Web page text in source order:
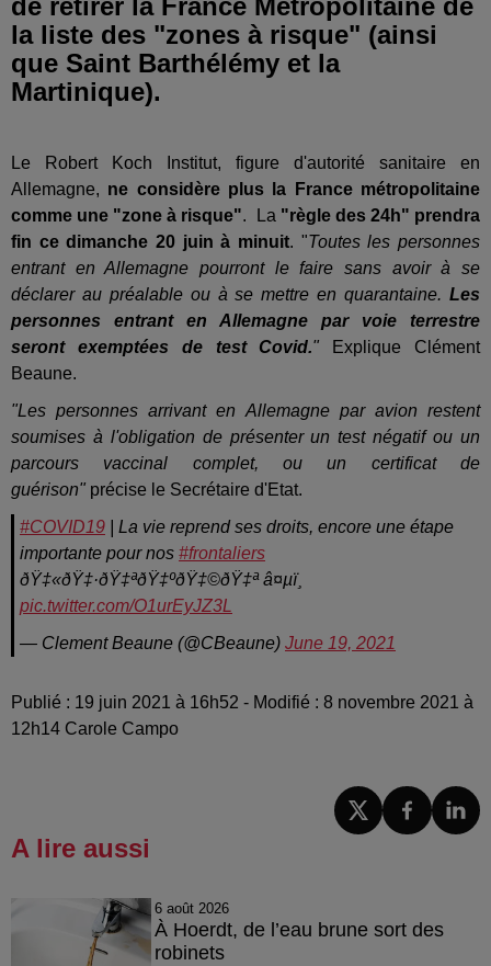
la liste des "zones à risque" (ainsi
que Saint Barthélémy et la
Martinique).
Le Robert Koch Institut, figure d'autorité sanitaire en
Allemagne, ne considère plus la France métropolitaine
comme une "zone à risque". La "règle des 24h" prendra
fin ce dimanche 20 juin à minuit. "Toutes les personnes
entrant en Allemagne pourront le faire sans avoir à se
déclarer au préalable ou à se mettre en quarantaine. Les
personnes entrant en Allemagne par voie terrestre
seront exemptées de test Covid."
Explique Clément
Beaune.
"Les personnes arrivant en Allemagne par avion restent
soumises à l'obligation de présenter un test négatif ou un
parcours vaccinal complet, ou un certificat de
guérison" précise le Secrétaire d'Etat.
#COVID19 | La vie reprend ses droits, encore une étape
importante pour nos #frontaliers
ðŸ‡«ðŸ‡·ðŸ‡ªðŸ‡ºðŸ‡©ðŸ‡ª â¤µï¸
pic.twitter.com/O1urEyJZ3L
— Clement Beaune (@CBeaune) June 19, 2021
Publié : 19 juin 2021 à 16h52 - Modifié : 8 novembre 2021 à
12h14 Carole Campo
A lire aussi
6 août 2026
À Hoerdt, de l’eau brune sort des
robinets